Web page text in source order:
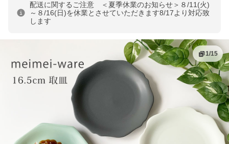
配送に関するご注意 ＜夏季休業のお知らせ＞８/11(火)
～８/16(日)を休業とさせていただきます8/17より対応致
します
1/15